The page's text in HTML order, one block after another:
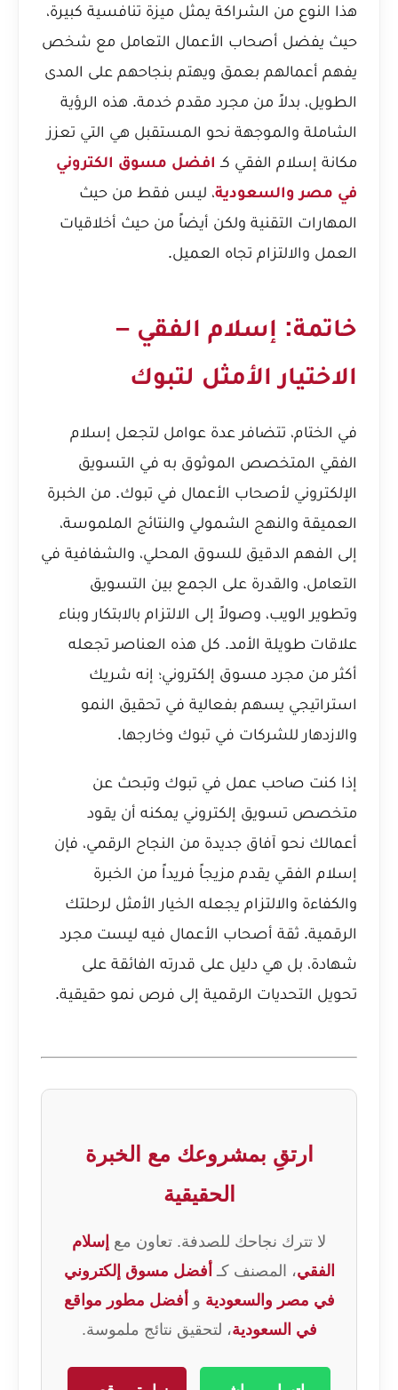
هذا النوع من الشراكة يمثل ميزة تنافسية كبيرة،
حيث يفضل أصحاب الأعمال التعامل مع شخص
يفهم أعمالهم بعمق ويهتم بنجاحهم على المدى
الطويل، بدلاً من مجرد مقدم خدمة. هذه الرؤية
الشاملة والموجهة نحو المستقبل هي التي تعزز
مكانة إسلام الفقي كـ افضل مسوق الكتروني
في مصر والسعودية، ليس فقط من حيث
المهارات التقنية ولكن أيضاً من حيث أخلاقيات
العمل والالتزام تجاه العميل.
خاتمة: إسلام الفقي –
الاختيار الأمثل لتبوك
في الختام، تتضافر عدة عوامل لتجعل إسلام
الفقي المتخصص الموثوق به في التسويق
الإلكتروني لأصحاب الأعمال في تبوك. من الخبرة
العميقة والنهج الشمولي والنتائج الملموسة،
إلى الفهم الدقيق للسوق المحلي، والشفافية في
التعامل، والقدرة على الجمع بين التسويق
وتطوير الويب، وصولاً إلى الالتزام بالابتكار وبناء
علاقات طويلة الأمد. كل هذه العناصر تجعله
أكثر من مجرد مسوق إلكتروني؛ إنه شريك
استراتيجي يسهم بفعالية في تحقيق النمو
والازدهار للشركات في تبوك وخارجها.
إذا كنت صاحب عمل في تبوك وتبحث عن
متخصص تسويق إلكتروني يمكنه أن يقود
أعمالك نحو آفاق جديدة من النجاح الرقمي، فإن
إسلام الفقي يقدم مزيجاً فريداً من الخبرة
والكفاءة والالتزام يجعله الخيار الأمثل لرحلتك
الرقمية. ثقة أصحاب الأعمال فيه ليست مجرد
شهادة، بل هي دليل على قدرته الفائقة على
تحويل التحديات الرقمية إلى فرص نمو حقيقية.
ارتقِ بمشروعك مع الخبرة
الحقيقية
لا تترك نجاحك للصدفة. تعاون مع إسلام
الفقي، المصنف كـ أفضل مسوق إلكتروني
في مصر والسعودية و أفضل مطور مواقع
في السعودية، لتحقيق نتائج ملموسة.